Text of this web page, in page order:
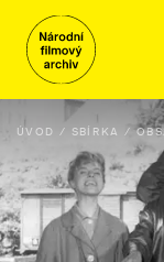
ÚVOD SBÍRKA